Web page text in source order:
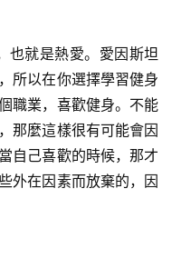
也就是熱愛。愛因斯坦
所以在你選擇學習健身
職業，喜歡健身。不能
那麼這樣很有可能會因
自己喜歡的時候，那才
外在因素而放棄的，因